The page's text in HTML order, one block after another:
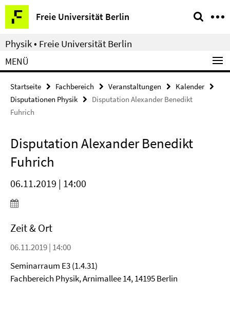
Springe
direkt
zu
Inhalt
Freie Universität Berlin
Service-
Navigation
Physik • Freie Universität Berlin
MENÜ
Startseite Fachbereich Veranstaltungen
Kalender
Disputationen Physik
Disputation Alexander Benedikt
Fuhrich
Disputation Alexander Benedikt
Fuhrich
06.11.2019 | 14:00
Zeit & Ort
06.11.2019 | 14:00
Seminarraum E3 (1.4.31)
Fachbereich Physik, Arnimallee 14, 14195 Berlin